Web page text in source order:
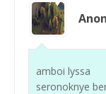
amboi lyssa
seronoknye